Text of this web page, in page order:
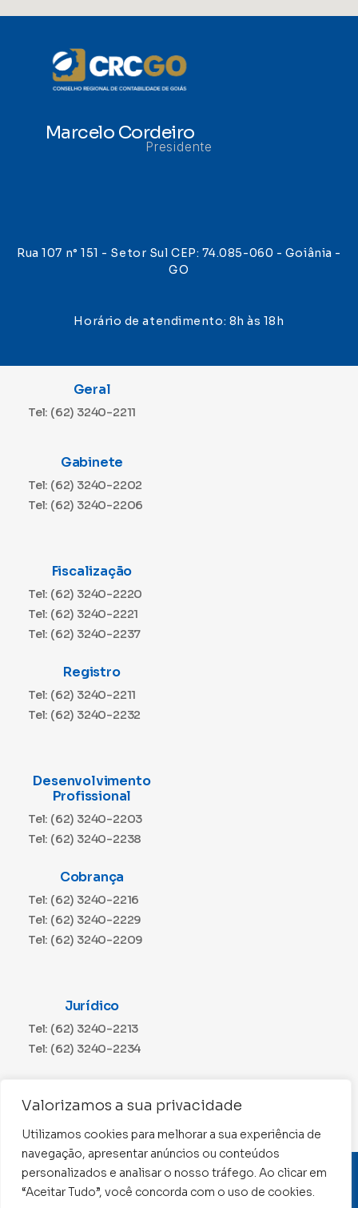
Valorizamos a sua privacidade
Utilizamos cookies para melhorar a sua experiência de
navegação, apresentar anúncios ou conteúdos
personalizados e analisar o nosso tráfego. Ao clicar em
“Aceitar Tudo”, você concorda com o uso de cookies.
Marcelo Cordeiro
Presidente
Rua 107 n° 151 - Setor Sul CEP: 74.085-060 - Goiânia -
GO
Horário de atendimento: 8h às 18h
Geral
Tel: (62) 3240-2211
Gabinete
Tel: (62) 3240-2202
Tel: (62) 3240-2206
Fiscalização
Tel: (62) 3240-2220
Tel: (62) 3240-2221
Tel: (62) 3240-2237
Registro
Tel: (62) 3240-2211
Tel: (62) 3240-2232
Desenvolvimento
Profissional
Tel: (62) 3240-2203
Tel: (62) 3240-2238
Cobrança
Tel: (62) 3240-2216
Tel: (62) 3240-2229
Tel: (62) 3240-2209
Jurídico
Tel: (62) 3240-2213
Tel: (62) 3240-2234
Tel: (62) 3240-2230
CNPJ: 01.015.676/0001-11
Conselho Regional de Contabilidade de Goiás 2022 –